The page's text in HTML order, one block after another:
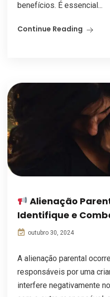
benefícios. É essencial...
Continue Reading
Alienação
Identifique e
outubro 30, 2024
A alienação parental
responsáveis por uma
interfere negativamente